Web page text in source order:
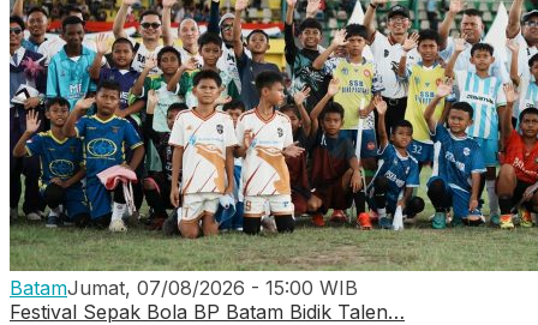
BatamJumat, 07/08/2026 - 15:00 WIB
Festival Sepak Bola BP Batam Bidik Talen…